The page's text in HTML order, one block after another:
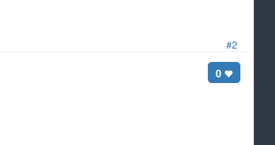
#2
0